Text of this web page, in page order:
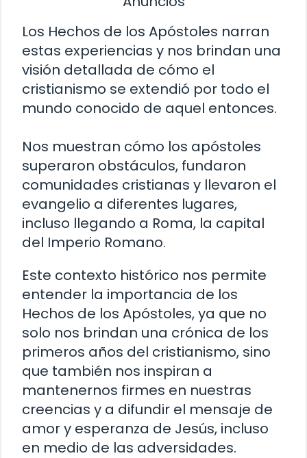
Los Hechos de los Apóstoles narran
estas experiencias y nos brindan una
visión detallada de cómo el
cristianismo se extendió por todo el
mundo conocido de aquel entonces.
Nos muestran cómo los apóstoles
superaron obstáculos, fundaron
comunidades cristianas y llevaron el
evangelio a diferentes lugares,
incluso llegando a Roma, la capital
del Imperio Romano.
Este contexto histórico nos permite
entender la importancia de los
Hechos de los Apóstoles, ya que no
solo nos brindan una crónica de los
primeros años del cristianismo, sino
que también nos inspiran a
mantenernos firmes en nuestras
creencias y a difundir el mensaje de
amor y esperanza de Jesús, incluso
en medio de las adversidades.